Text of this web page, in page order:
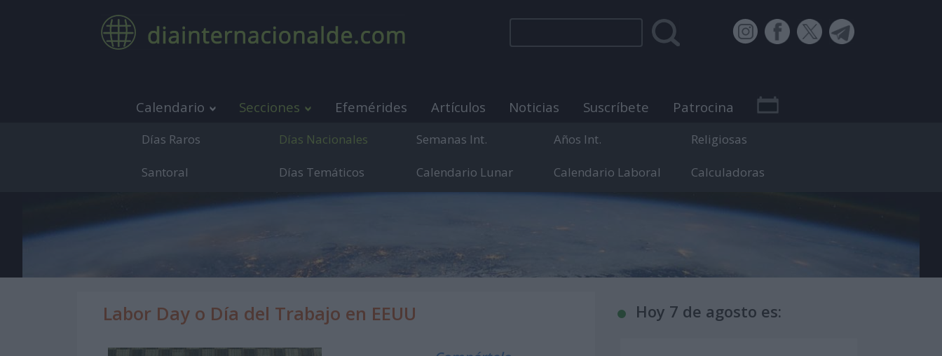
Calendario Secciones Efemérides Artículos Noticias Suscríbete Patrocina
Medio de comunicación sobre días internacionales, mundiales y efemérides.
Días Raros Días Nacionales Semanas Int. Años Int. Religiosas
Santoral Días Temáticos Calendario Lunar Calendario Laboral Calculadoras
Labor Day o Día del Trabajo en EEUU Hoy 7 de agosto es: